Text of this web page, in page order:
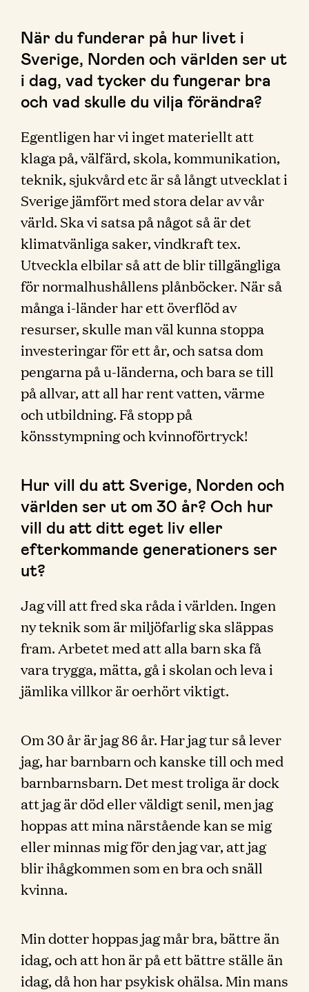
När du funderar på hur livet i
Sverige, Norden och världen ser ut
i dag, vad tycker du fungerar bra
och vad skulle du vilja förändra?
Egentligen har vi inget materiellt att
klaga på, välfärd, skola, kommunikation,
teknik, sjukvård etc är så långt utvecklat i
Sverige jämfört med stora delar av vår
värld. Ska vi satsa på något så är det
klimatvänliga saker, vindkraft tex.
Utveckla elbilar så att de blir tillgängliga
för normalhushållens plånböcker. När så
många i-länder har ett överflöd av
resurser, skulle man väl kunna stoppa
investeringar för ett år, och satsa dom
pengarna på u-länderna, och bara se till
på allvar, att all har rent vatten, värme
och utbildning. Få stopp på
könsstympning och kvinnoförtryck!
Hur vill du att Sverige, Norden och
världen ser ut om 30 år? Och hur
vill du att ditt eget liv eller
efterkommande generationers ser
ut?
Jag vill att fred ska råda i världen. Ingen
ny teknik som är miljöfarlig ska släppas
fram. Arbetet med att alla barn ska få
vara trygga, mätta, gå i skolan och leva i
jämlika villkor är oerhört viktigt.
Om 30 år är jag 86 år. Har jag tur så lever
jag, har barnbarn och kanske till och med
barnbarnsbarn. Det mest troliga är dock
att jag är död eller väldigt senil, men jag
hoppas att mina närstående kan se mig
eller minnas mig för den jag var, att jag
blir ihågkommen som en bra och snäll
kvinna.
Min dotter hoppas jag mår bra, bättre än
idag, och att hon är på ett bättre ställe än
idag, då hon har psykisk ohälsa. Min mans